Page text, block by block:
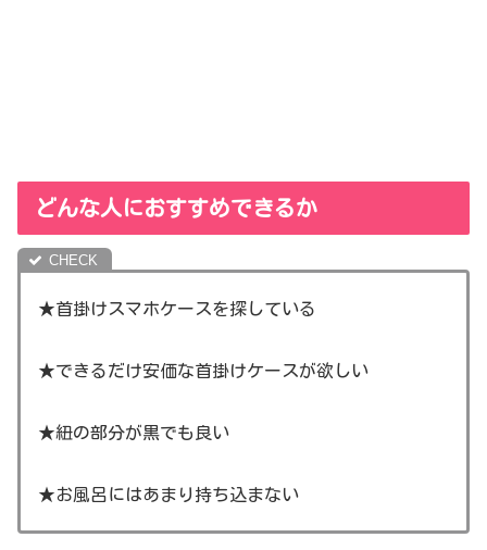
どんな人におすすめできるか
★首掛けスマホケースを探している
★できるだけ安価な首掛けケースが欲しい
★紐の部分が黒でも良い
★お風呂にはあまり持ち込まない